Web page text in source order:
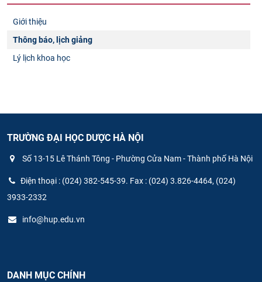
Giới thiệu
Thông báo, lịch giảng
Lý lịch khoa học
TRƯỜNG ĐẠI HỌC DƯỢC HÀ NỘI
Số 13-15 Lê Thánh Tông - Phường Cửa Nam - Thành phố Hà Nội
Điện thoại : (024) 382-545-39. Fax : (024) 3.826-4464, (024)
3933-2332
info@hup.edu.vn
DANH MỤC CHÍNH